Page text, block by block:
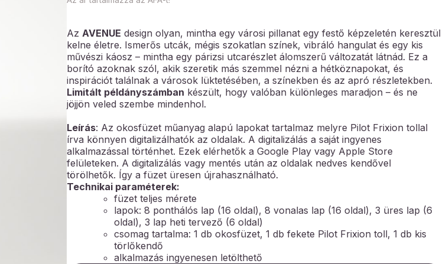
AzAVENUE design olyan, mintha egy városi pillanat egy festő képzeletén keresztül
kelne életre. Ismerős utcák, mégis szokatlan színek, vibráló hangulat és egy kis
művészi káosz – mintha egy párizsi utcarészlet álomszerű változatát látnád. Ez a
borító azoknak szól, akik szeretik más szemmel nézni a hétköznapokat, és
inspirációt találnak a városok lüktetésében, a színekben és az apró részletekben.
Limitált példányszámban készült, hogy valóban különleges maradjon – és ne
jöjjön veled szembe mindenhol.
Leírás: Az okosfüzet műanyag alapú lapokat tartalmaz melyre Pilot Frixion tollal
írva könnyen digitalizálhatók az oldalak. A digitalizálás a saját ingyenes
alkalmazással történhet. Ezek elérhetők a Google Play vagy Apple Store
felületeken. A digitalizálás vagy mentés után az oldalak nedves kendővel
törölhetők. Így a füzet üresen újrahasználható.
Technikai paraméterek:
füzet teljes mérete
lapok: 8 ponthálós lap (16 oldal), 8 vonalas lap (16 oldal), 3 üres lap (6
oldal), 3 lap heti tervező (6 oldal)
csomag tartalma: 1 db okosfüzet, 1 db fekete Pilot Frixion toll, 1 db kis
törlőkendő
alkalmazás ingyenesen letölthető